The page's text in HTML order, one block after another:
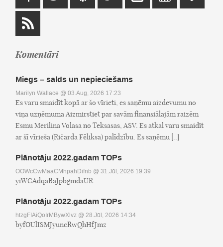
Komentāri
Miegs – salds un nepieciešams
Marilyn Wallace @ 03.Aug, 2026 17:23
Es varu smaidīt kopā ar šo vīrieti, es saņēmu aizdevumu no
viņa uzņēmuma Aizmirstiet par savām finansiālajām raizēm
Esmu Merilina Volasa no Teksasas, ASV. Es atkal varu smaidīt
ar šī vīrieša (Ričarda Fēliksa) palīdzību. Es saņēmu [..]
Plānotāju 2022.gadam TOPs
OOWcCwMaaCMhpahDifnb @ 31.Jūl, 2026 19:39
yiWCAdqaBaJpbgmdaUR
Plānotāju 2022.gadam TOPs
htzgFIAiQoIrMBywXlvz @ 28.Jūl, 2026 14:34
byfOUlISMJyuncRwQhHfJmz